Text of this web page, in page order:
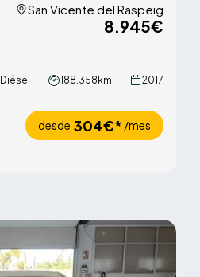
San Vicente del Raspeig
8.945€
Diésel 188.358km 2017
desde 304€* /mes